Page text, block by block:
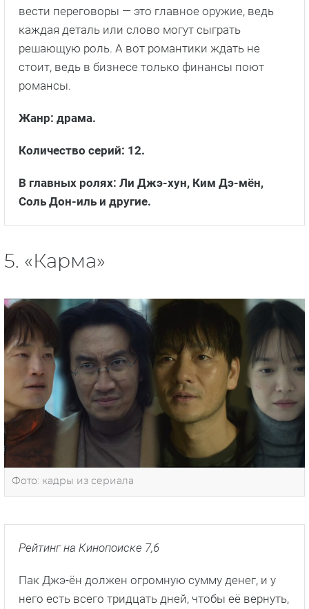
вести переговоры — это главное оружие, ведь
каждая деталь или слово могут сыграть
решающую роль. А вот романтики ждать не
стоит, ведь в бизнесе только финансы поют
романсы.
Жанр: драма.
Количество серий: 12.
В главных ролях: Ли Джэ-хун, Ким Дэ-мён,
Соль Дон-иль и другие.
5. «Карма»
Фото: кадры из сериала
Рейтинг на Кинопоиске 7,6
Пак Джэ-ён должен огромную сумму денег, и у
него есть всего тридцать дней, чтобы её вернуть,